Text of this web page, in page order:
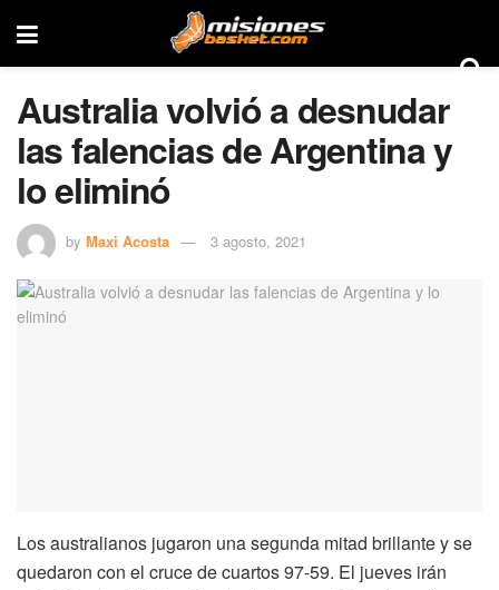
Australia volvió a desnudar
las falencias de Argentina y
lo eliminó
by Maxi Acosta 3 agosto, 2021
Los australianos jugaron una segunda mitad brillante y se
quedaron con el cruce de cuartos 97-59. El jueves irán